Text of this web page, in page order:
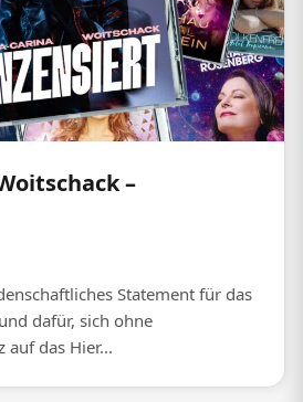
–
Statement für das
dafür, sich ohne
auf das Hier...